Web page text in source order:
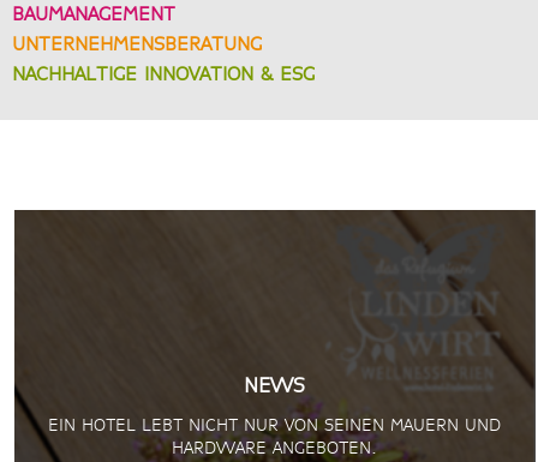
BAUMANAGEMENT
UNTERNEHMENSBERATUNG
NACHHALTIGE INNOVATION & ESG
NEWS
EIN HOTEL LEBT NICHT NUR VON SEINEN MAUERN UND
HARDWARE ANGEBOTEN.